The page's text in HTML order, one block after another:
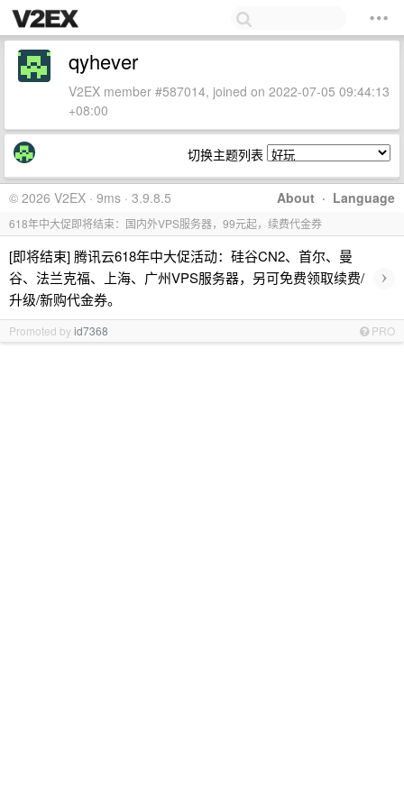
qyhever
V2EX member #587014, joined on 2022-07-05 09:44:13
+08:00
切换主题列表
About · Language
© 2026 V2EX · 9ms · 3.9.8.5
618年中大促即将结束：国内外VPS服务器，99元起，续费代金券
[即将结束] 腾讯云618年中大促活动：硅谷CN2、首尔、曼
谷、法兰克福、上海、广州VPS服务器，另可免费领取续费/
升级/新购代金券。
›
Promoted byid7368 PRO